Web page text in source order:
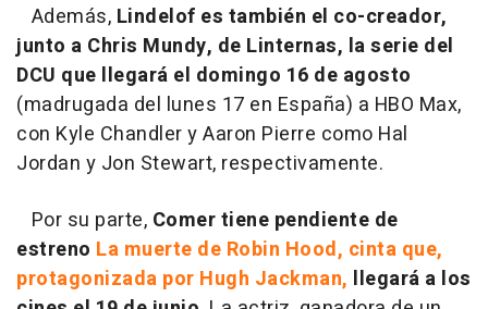
Además, Lindelof es también el co-creador,
junto a Chris Mundy, de Linternas, la serie del
DCU que llegará el domingo 16 de agosto
(madrugada del lunes 17 en España) a HBO Max,
con Kyle Chandler y Aaron Pierre como Hal
Jordan y Jon Stewart, respectivamente.
Por su parte, Comer tiene pendiente de
estreno La muerte de Robin Hood, cinta que,
protagonizada por Hugh Jackman, llegará a los